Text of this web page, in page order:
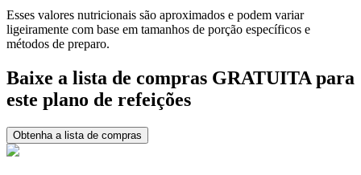
Esses valores nutricionais são aproximados e podem variar
ligeiramente com base em tamanhos de porção específicos e
métodos de preparo.
Baixe a lista de compras GRATUITA para
este plano de refeições
Obtenha a lista de compras